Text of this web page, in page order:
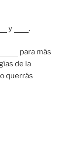
y .
para más
de la
querrás